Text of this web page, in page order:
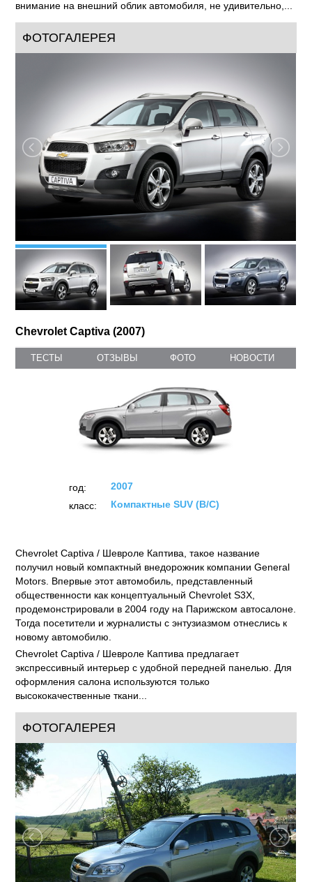
внимание на внешний облик автомобиля, не удивительно,...
ФОТОГАЛЕРЕЯ
Chevrolet Captiva (2007)
ТЕСТЫ ОТЗЫВЫ ФОТО НОВОСТИ
год:
2007
класс:
Компактные SUV (B/C)
Chevrolet Captiva / Шевроле Каптива, такое название
получил новый компактный внедорожник компании General
Motors. Впервые этот автомобиль, представленный
общественности как концептуальный Chevrolet S3X,
продемонстрировали в 2004 году на Парижском автосалоне.
Тогда посетители и журналисты с энтузиазмом отнеслись к
новому автомобилю.
Chevrolet Captiva / Шевроле Каптива предлагает
экспрессивный интерьер с удобной передней панелью. Для
оформления салона используются только
высококачественные ткани...
ФОТОГАЛЕРЕЯ